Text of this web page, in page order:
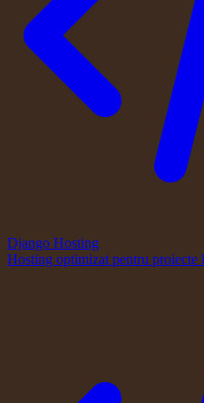
Django Hosting
Hosting optimizat pentru proiecte